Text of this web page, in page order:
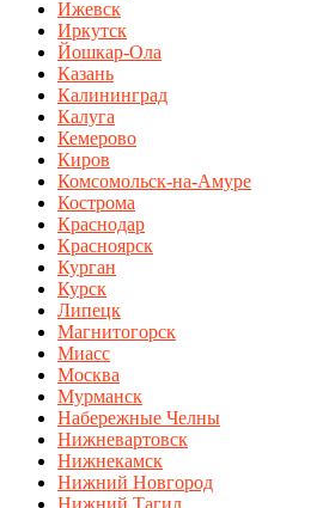
Ижевск
Иркутск
Йошкар-Ола
Казань
Калининград
Калуга
Кемерово
Киров
Комсомольск-на-Амуре
Кострома
Краснодар
Красноярск
Курган
Курск
Липецк
Магнитогорск
Миасс
Москва
Мурманск
Набережные Челны
Нижневартовск
Нижнекамск
Нижний Новгород
Нижний Тагил